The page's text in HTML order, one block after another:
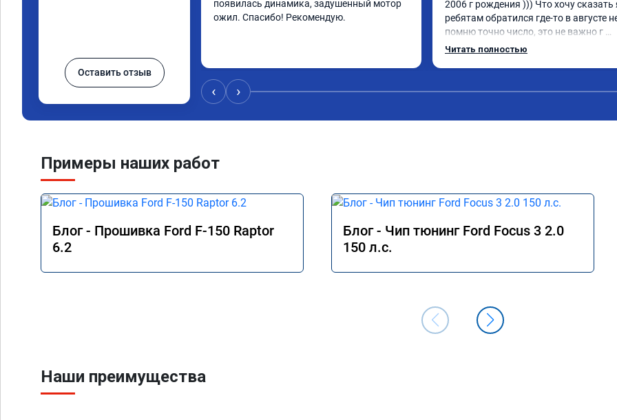
Оставить отзыв
появилась динамика, задушенный мотор
ожил. Спасибо! Рекомендую.
2006 г рождения ))) Что хочу сказать
ребятам обратился где-то в августе
помню точно число, это не важно г
Мытищи если кому то важно
Читать полностью
‹ ›
Примеры наших работ
Блог - Прошивка Ford F-150 Raptor
6.2
Блог - Чип тюнинг Ford Focus 3 2.0
150 л.с.
Наши преимущества